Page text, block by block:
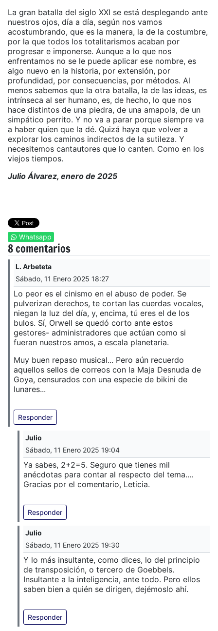
La gran batalla del siglo XXI se está desplegando ante
nuestros ojos, día a día, según nos vamos
acostumbrando, que es la manera, la de la costumbre,
por la que todos los totalitarismos acaban por
progresar e imponerse. Aunque a lo que nos
enfrentamos no se le puede aplicar ese nombre, es
algo nuevo en la historia, por extensión, por
profundidad, por consecuencias, por métodos. Al
menos sabemos que la otra batalla, la de las ideas, es
intrínseca al ser humano, es, de hecho, lo que nos
hace distintos de una piedra, de una amapola, de un
simpático perrito. Y no va a parar porque siempre va
a haber quien que la dé. Quizá haya que volver a
explorar los caminos indirectos de la sutileza. Y
necesitemos cantautores que lo canten. Como en los
viejos tiempos.
Julio Álvarez, enero de 2025
Whatsapp
8 comentarios
L. Arbeteta
Sábado, 11 Enero 2025 18:27
Lo peor es el cinismo en el abuso de poder. Se
pulverizan derechos, te cortan las cuerdas vocales,
niegan la luz del día, y, encima, tú eres el de los
bulos. Sí, Orwell se quedó corto ante estos
gestores- administradores que actúan como si
fueran nuestros amos, a escala planetaria.
Muy buen repaso musical... Pero aún recuerdo
aquellos sellos de correos con la Maja Desnuda de
Goya, censurados con una especie de bikini de
lunares...
Responder
Julio
Sábado, 11 Enero 2025 19:04
Ya sabes, 2+2=5. Seguro que tienes mil
anécdotas para contar al respecto del tema....
Gracias por el comentario, Leticia.
Responder
Julio
Sábado, 11 Enero 2025 19:30
Y lo más insultante, como dices, lo del principio
de transposición, o tercero de Goebbels.
Insultante a la inteligencia, ante todo. Pero ellos
saben bien a quién se dirigen, dejémoslo ahí.
Responder